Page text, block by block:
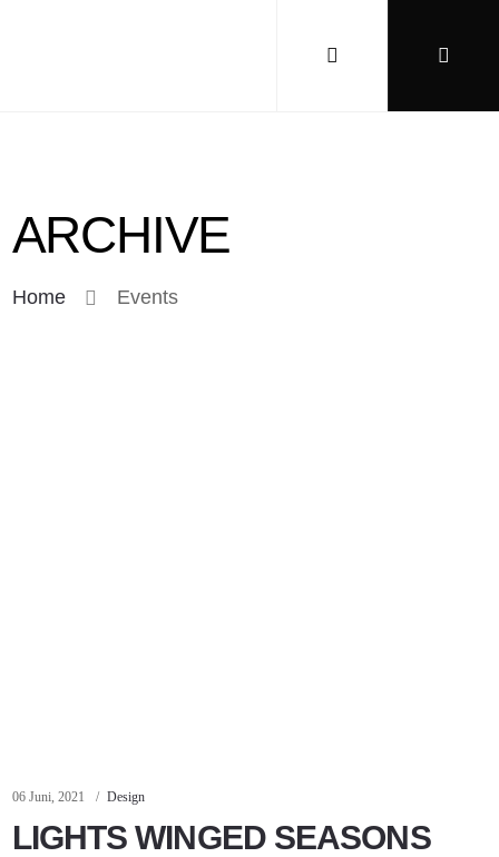
ARCHIVE
Home Events
06 Juni, 2021 Design
LIGHTS WINGED SEASONS